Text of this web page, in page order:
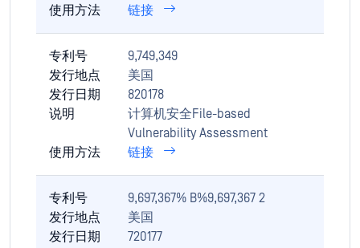
使用方法
链接
专利号
9,749,349
发行地点
美国
发行日期
820178
说明
计算机安全File-based
Vulnerability Assessment
使用方法
链接
专利号
9,697,367% B%9,697,367 2
发行地点
美国
发行日期
720177